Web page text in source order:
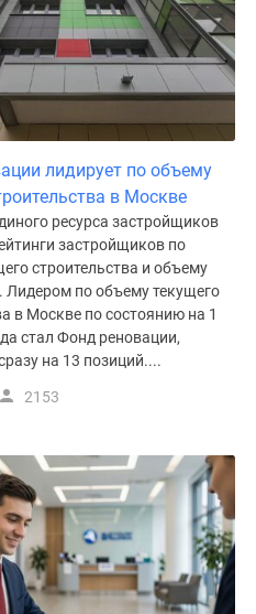
лидирует по объему
в Москве
ресурса застройщиков
застройщиков по
строительства и объему
Лидером по объему текущего
в Москве по состоянию на 1
стал Фонд реновации,
на 13 позиций....
2153